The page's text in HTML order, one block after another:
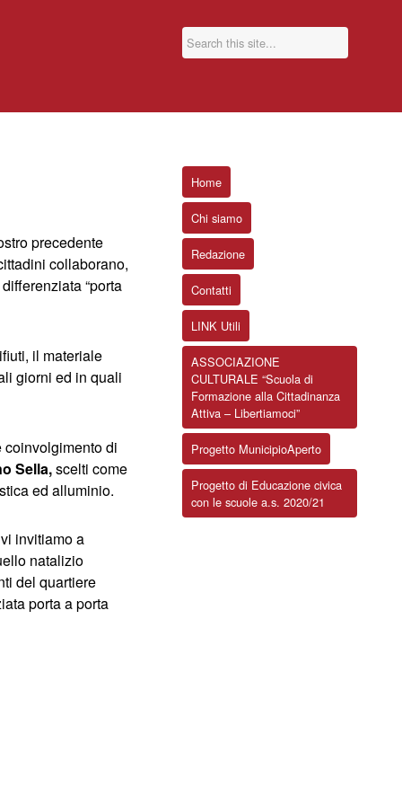
precedente
collaborano,
“porta
il materiale
giorni ed in quali
di
Sella,scelti come
ed alluminio.
invitiamo a
natalizio
del quartiere
porta a porta
Home
Chi siamo
Redazione
Contatti
LINK Utili
ASSOCIAZIONE
CULTURALE “Scuola di
Formazione alla Cittadinanza
Attiva – Libertiamoci”
Progetto MunicipioAperto
Progetto di Educazione civica
con le scuole a.s. 2020/21